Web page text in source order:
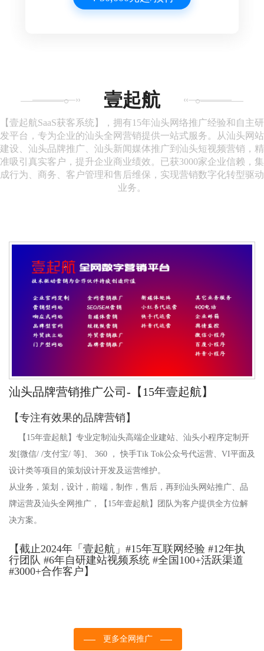
壹起航
【壹起航SaaS获客系统】，拥有15年汕头网络推广经验和自主研
发平台，专为企业的汕头全网营销提供一站式服务。从汕头网站
建设、汕头品牌推广、汕头新闻媒体推广到汕头短视频营销，精
准吸引真实客户，提升企业商业绩效。已获3000家企业信赖，集
成行为、商务、客户管理和售后维保，实现营销数字化转型驱动
业务。
汕头品牌营销推广公司-【15年壹起航】
【专注有效果的品牌营销】
【15年壹起航】专业定制汕头高端企业建站、汕头小程序定制开
发[微信/ /支付宝/ 等]、 360 ， 快手Tik Tok公众号代运营、VI平面及
设计类等项目的策划设计开发及运营维护。
从业务，策划，设计，前端，制作，售后，再到 汕头网站推广、品
牌运营及汕头全网推广，【15年壹起航】团队为客户提供全方位解
决方案。
【截止2024年「壹起航」#15年互联网经验 #12年执
行团队 #6年自研建站视频系统 #全国100+活跃渠道
#3000+合作客户】
更多全网推广